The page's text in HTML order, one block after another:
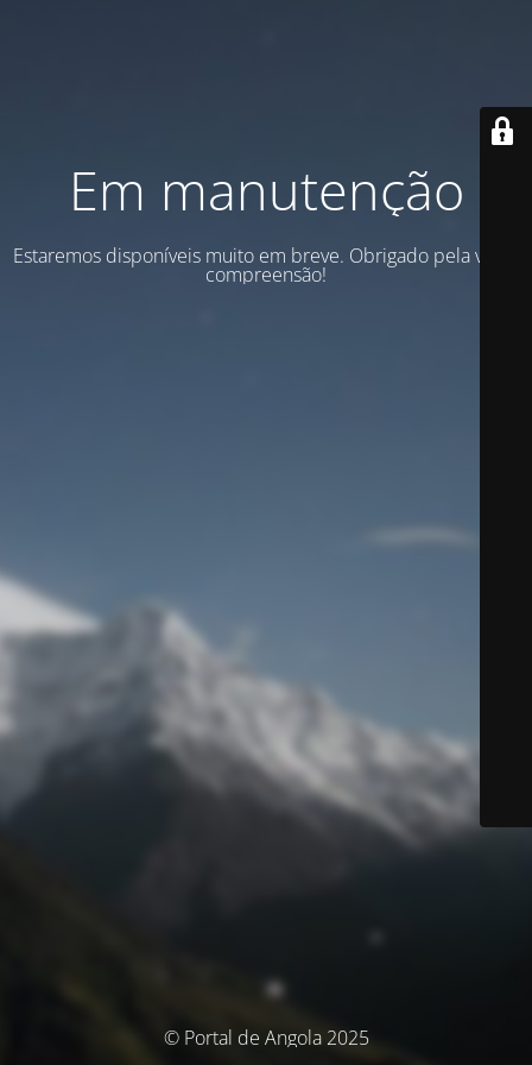
Em manutenção
Estaremos disponíveis muito em breve. Obrigado pela vossa
compreensão!
© Portal de Angola 2025